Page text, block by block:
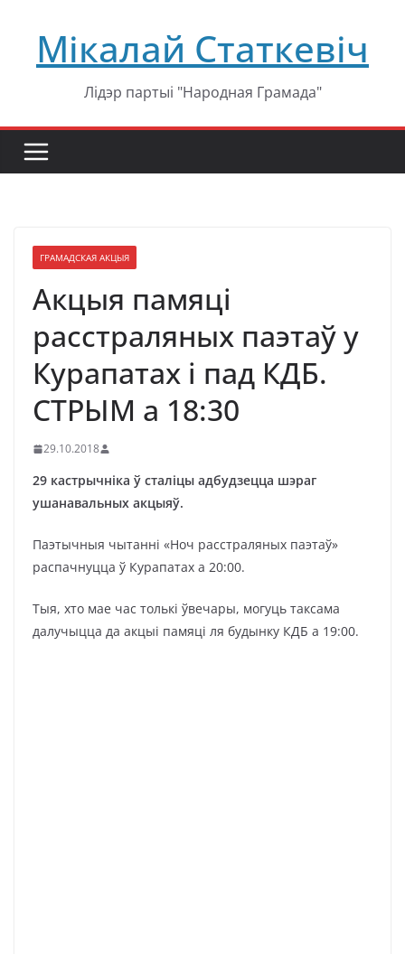
содержимому
Мікалай Статкевіч
Лідэр партыі "Народная Грамада"
ГРАМАДСКАЯ АКЦЫЯ
Акцыя памяці
расстраляных паэтаў у
Курапатах і пад КДБ.
СТРЫМ а 18:30
29.10.2018
29 кастрычніка ў сталіцы адбудзецца шэраг
ушанавальных акцыяў.
Паэтычныя чытанні «Ноч расстраляных паэтаў»
распачнуцца ў Курапатах а 20:00.
Тыя, хто мае час толькі ўвечары, могуць таксама
далучыцца да акцыі памяці ля будынку КДБ а 19:00.